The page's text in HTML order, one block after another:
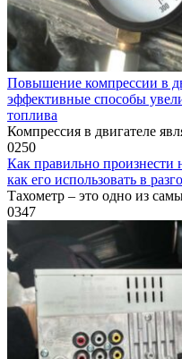
Повышение компрессии в
эффективные способы
топлива
Компрессия в двигателе
0250
Как правильно произнести
как его использовать в
Тахометр – это одно из
0347